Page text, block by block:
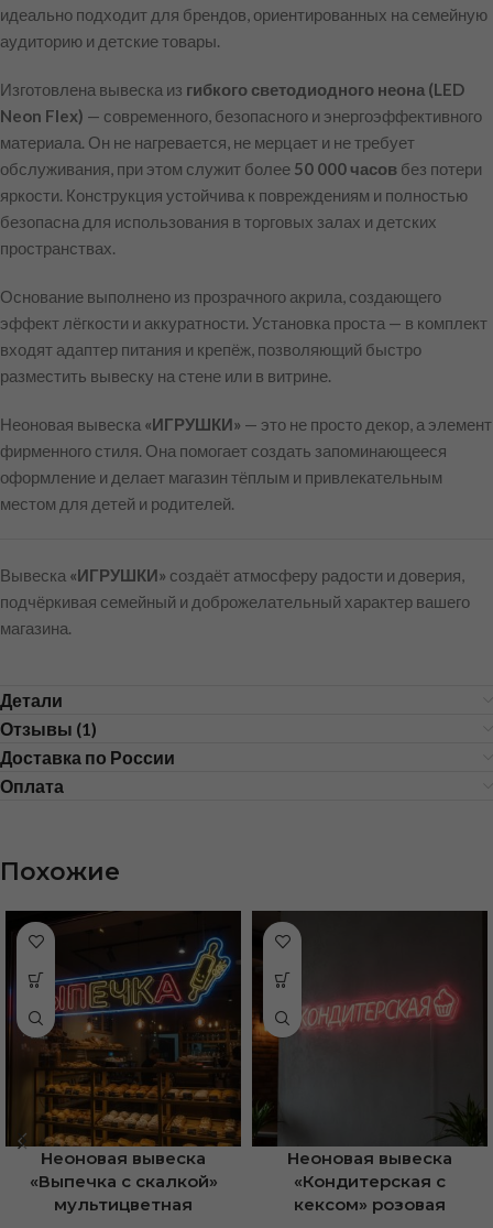
идеально подходит для брендов, ориентированных на семейную
аудиторию и детские товары.
Изготовлена вывеска из гибкого светодиодного неона (LED
Neon Flex) — современного, безопасного и энергоэффективного
материала. Он не нагревается, не мерцает и не требует
обслуживания, при этом служит более 50 000 часов без потери
яркости. Конструкция устойчива к повреждениям и полностью
безопасна для использования в торговых залах и детских
пространствах.
Основание выполнено из прозрачного акрила, создающего
эффект лёгкости и аккуратности. Установка проста — в комплект
входят адаптер питания и крепёж, позволяющий быстро
разместить вывеску на стене или в витрине.
Неоновая вывеска «ИГРУШКИ» — это не просто декор, а элемент
фирменного стиля. Она помогает создать запоминающееся
оформление и делает магазин тёплым и привлекательным
местом для детей и родителей.
Вывеска «ИГРУШКИ» создаёт атмосферу радости и доверия,
подчёркивая семейный и доброжелательный характер вашего
магазина.
Детали
Отзывы (1)
Доставка по России
Оплата
Похожие
Неоновая вывеска
«Выпечка с скалкой»
мультицветная
Неоновая вывеска
«Кондитерская с
кексом» розовая